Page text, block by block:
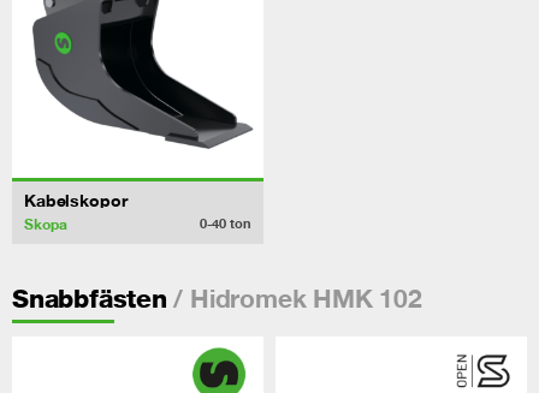
Kabelskopor
Skopa 0-40 ton
Snabbfästen / Hidromek HMK 102